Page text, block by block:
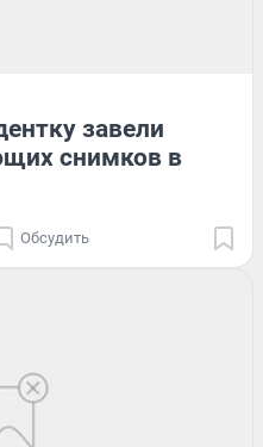
завели
снимков в
Обсудить